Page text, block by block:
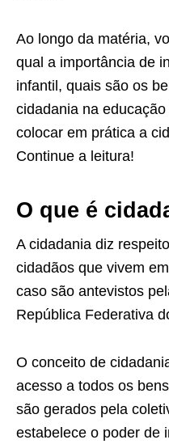
Ao longo da matéria,
qual a importância de
infantil, quais são os
cidadania na
colocar em prática a
Continue a leitura!
O que é
A cidadania diz
cidadãos que vivem
caso são antevistos
República Federativa
O conceito de
acesso a todos os
são gerados pela
estabelece o poder de